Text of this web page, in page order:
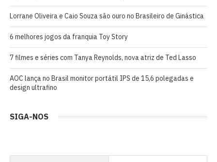
Lorrane Oliveira e Caio Souza são ouro no Brasileiro de Ginástica
6 melhores jogos da franquia Toy Story
7 filmes e séries com Tanya Reynolds, nova atriz de Ted Lasso
AOC lança no Brasil monitor portátil IPS de 15,6 polegadas e
design ultrafino
SIGA-NOS